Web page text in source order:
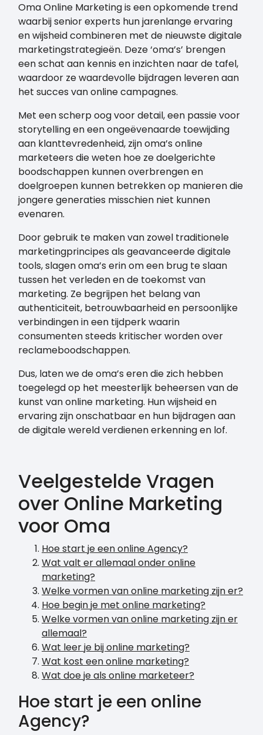
Oma Online Marketing is een opkomende trend
waarbij senior experts hun jarenlange ervaring
en wijsheid combineren met de nieuwste digitale
marketingstrategieën. Deze ‘oma’s’ brengen
een schat aan kennis en inzichten naar de tafel,
waardoor ze waardevolle bijdragen leveren aan
het succes van online campagnes.
Met een scherp oog voor detail, een passie voor
storytelling en een ongeëvenaarde toewijding
aan klanttevredenheid, zijn oma’s online
marketeers die weten hoe ze doelgerichte
boodschappen kunnen overbrengen en
doelgroepen kunnen betrekken op manieren die
jongere generaties misschien niet kunnen
evenaren.
Door gebruik te maken van zowel traditionele
marketingprincipes als geavanceerde digitale
tools, slagen oma’s erin om een brug te slaan
tussen het verleden en de toekomst van
marketing. Ze begrijpen het belang van
authenticiteit, betrouwbaarheid en persoonlijke
verbindingen in een tijdperk waarin
consumenten steeds kritischer worden over
reclameboodschappen.
Dus, laten we de oma’s eren die zich hebben
toegelegd op het meesterlijk beheersen van de
kunst van online marketing. Hun wijsheid en
ervaring zijn onschatbaar en hun bijdragen aan
de digitale wereld verdienen erkenning en lof.
Veelgestelde Vragen
over Online Marketing
voor Oma
Hoe start je een online Agency?
Wat valt er allemaal onder online
marketing?
Welke vormen van online marketing zijn er?
Hoe begin je met online marketing?
Welke vormen van online marketing zijn er
allemaal?
Wat leer je bij online marketing?
Wat kost een online marketing?
Wat doe je als online marketeer?
Hoe start je een online
Agency?